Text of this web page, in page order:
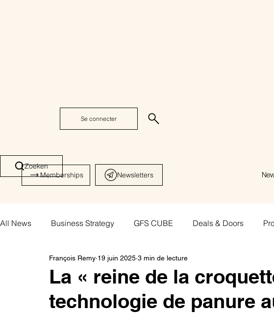
Zoeken
Se connecter
Memberships Newsletters
All News Business Strategy GFS CUBE Deals & Doors
La « reine de la
technologie de panure
François Remy 19 juin 2025 3 min de lecture